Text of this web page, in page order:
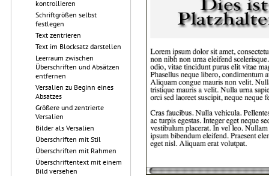
kontrollieren
Schriftgrößen selbst
festlegen
Text zentrieren
Text im Blocksatz darstellen
Leerraum zwischen
Überschriften und Absätzen
entfernen
Versalien zu Beginn eines
Absatzes
Größere und zentrierte
Versalien
Bilder als Versalien
Überschriften mit Stil
Überschriften mit Rahmen
Überschriftentext mit einem
Bild versehen